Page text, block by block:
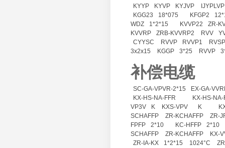
KYYP
KYVP KYJVP
KGG23
18*075 KFGP2
WDZ
1*2*15 KVVP22
ZR-
KVVRP
ZRB-KVVRP2 RVV
CYYSC
RVVP RVVP1
3x2x15
KGGP 3*25 RVVP
补偿电缆
SC-GA-VPVR-2*15
EX-GA-
KX-HS-NA-FFR
KX-HS-NA-
VP3V
K KXS-VPV K
SCHAFFP
ZR-KCHAFFP
ZR-
FPFP
2*10 KC-HFFP
2*10
SCHAFFP
ZR-KCHAFFP
KX-
ZR-IA-KX
1*2*15 1024°C